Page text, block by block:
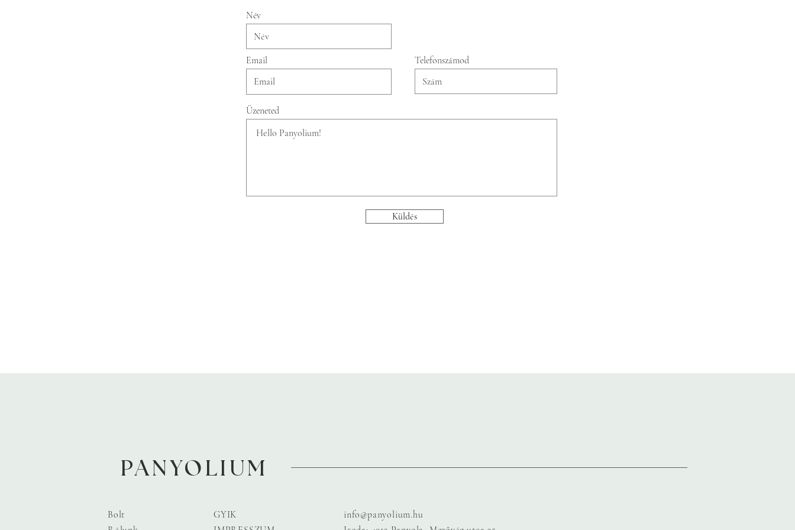
Név
Email Telefonszámod
Üzeneted
Küldés
PANYOLIUM
Bolt
GYIK
info@panyolium.hu